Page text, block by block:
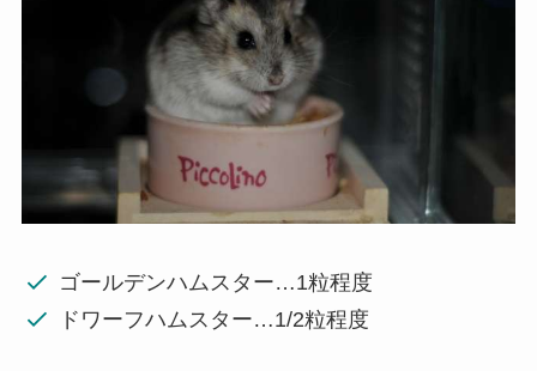
ゴールデンハムスター…1粒程度
ドワーフハムスター…1/2粒程度